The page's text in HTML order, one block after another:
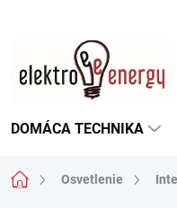
DOMÁCA TECHNIKA
DomovOsvetlenie